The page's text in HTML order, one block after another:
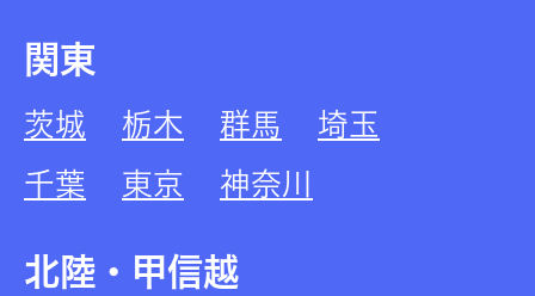
関東
茨城 栃木 群馬
埼玉
千葉
東京 神奈川
北陸・甲信越